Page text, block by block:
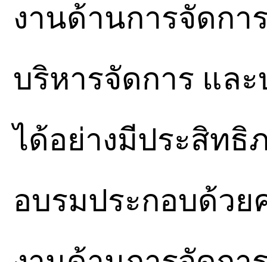
งานด้านการจัดก
บริหารจัดการ แล
ได้อย่างมีประสิทธิ
อบรมประกอบด้ว